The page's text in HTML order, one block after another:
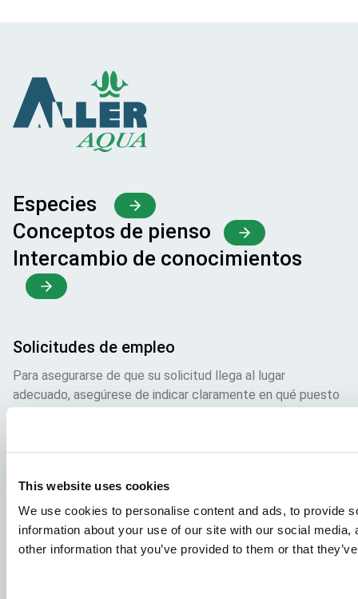
This website uses cookies
We use cookies to personalise content and ads, to provide
information about your use of our site with our social
other information that you’ve provided to them or that
Especies
Conceptos de pienso
Intercambio de conocimientos
Solicitudes de empleo
Para asegurarse de que su solicitud llega al lugar
adecuado, asegúrese de indicar claramente en qué puesto
Visite nuestras ofertas de empleo
Aller Aqua A/S
Allervej 130, 6070 Christiansfeld, Dinamarca